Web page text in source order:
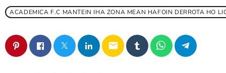
ACADEMICA F.C MANTEIN IHA ZONA MEAN HAFOIN DERROTA HO
email